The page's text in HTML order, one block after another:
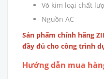
Vỏ kim loại chất
Nguồn AC
Sản phẩm chính hãng
đầy đủ cho công trình
Hướng dẫn mua